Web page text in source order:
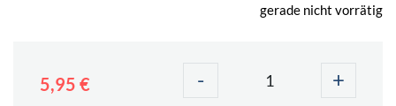
gerade nicht vorrätig
5,95 € - +